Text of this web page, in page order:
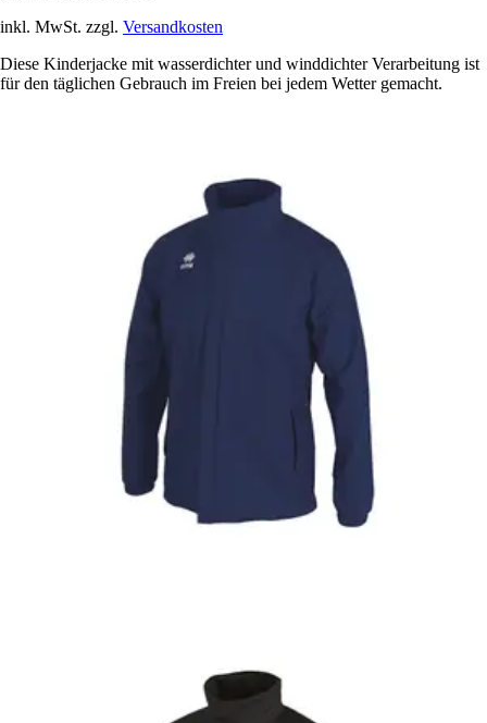
inkl. MwSt. zzgl. Versandkosten
Diese Kinderjacke mit wasserdichter und winddichter Verarbeitung ist
für den täglichen Gebrauch im Freien bei jedem Wetter gemacht.